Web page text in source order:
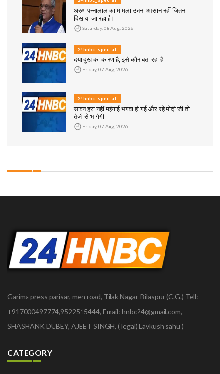
अरुण पन्नालाल का मामला उतना आसान नहीं जितना
दिखाया जा रहा है।
Saturday, 08 Aug, 2026
24hnbc_special
दया दुख का कारण है, इसे कौन बता रहा है
Friday, 07 Aug, 2026
24hnbc_special
सावन हरा नहीं महंगाई भगवा हो गई और रहे मोदी जी तो
तेजी से भागेगी
Friday, 07 Aug, 2026
Garima press parisar, men road, Tilak Nagar, Bilaspur (C.G.) Tell:
+917000497774,9522515444, Email: hnbc24@gmail.com,
SHASHANK DUBEY, AJEET SINGH, ( legal) Lavkush sahu )
CATEGORY